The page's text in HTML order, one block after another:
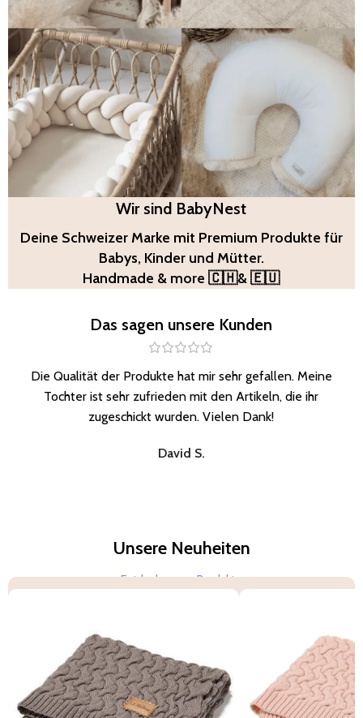
BabyNest Collection
Entdecken Sie bei BabyNest liebevoll ausgewählte
Praktisch, bequem und ideal für den Alltag
moderner Eltern
Jetzt entdecken
Wir sind BabyNest
Deine Schweizer Marke mit Premium Produkte für
Babys, Kinder und Mütter.
Handmade & more 🇨🇭& 🇪🇺
Das sagen unsere Kunden
Die Qualität der Produkte hat mir sehr gefallen. Meine
Tochter ist sehr zufrieden mit den Artikeln, die ihr
zugeschickt wurden. Vielen Dank!
David S.
Unsere Neuheiten
Entdecke neue Produkte